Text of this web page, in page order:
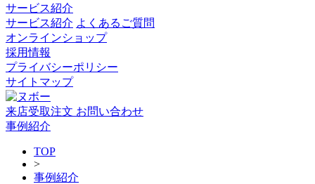
サービス紹介
サービス紹介 よくあるご質問
オンラインショップ
採用情報
プライバシーポリシー
サイトマップ
来店受取注文 お問い合わせ
事例紹介
TOP
>
事例紹介